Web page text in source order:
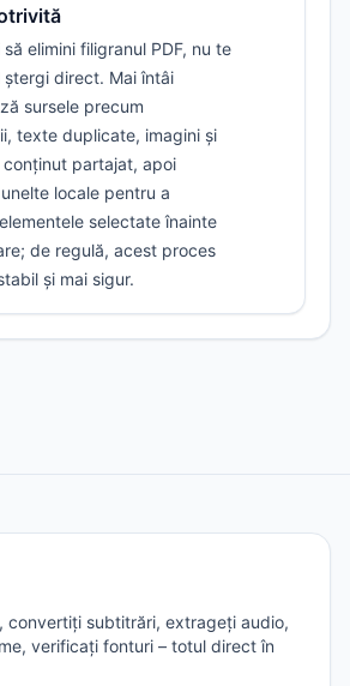
elimini filigranul PDF, nu te
direct. Mai întâi
sursele precum
texte duplicate, imagini și
partajat, apoi
locale pentru a
selectate înainte
de regulă, acest proces
și mai sigur.
convertiți subtitrări, extrageți audio,
verificați fonturi – totul direct în